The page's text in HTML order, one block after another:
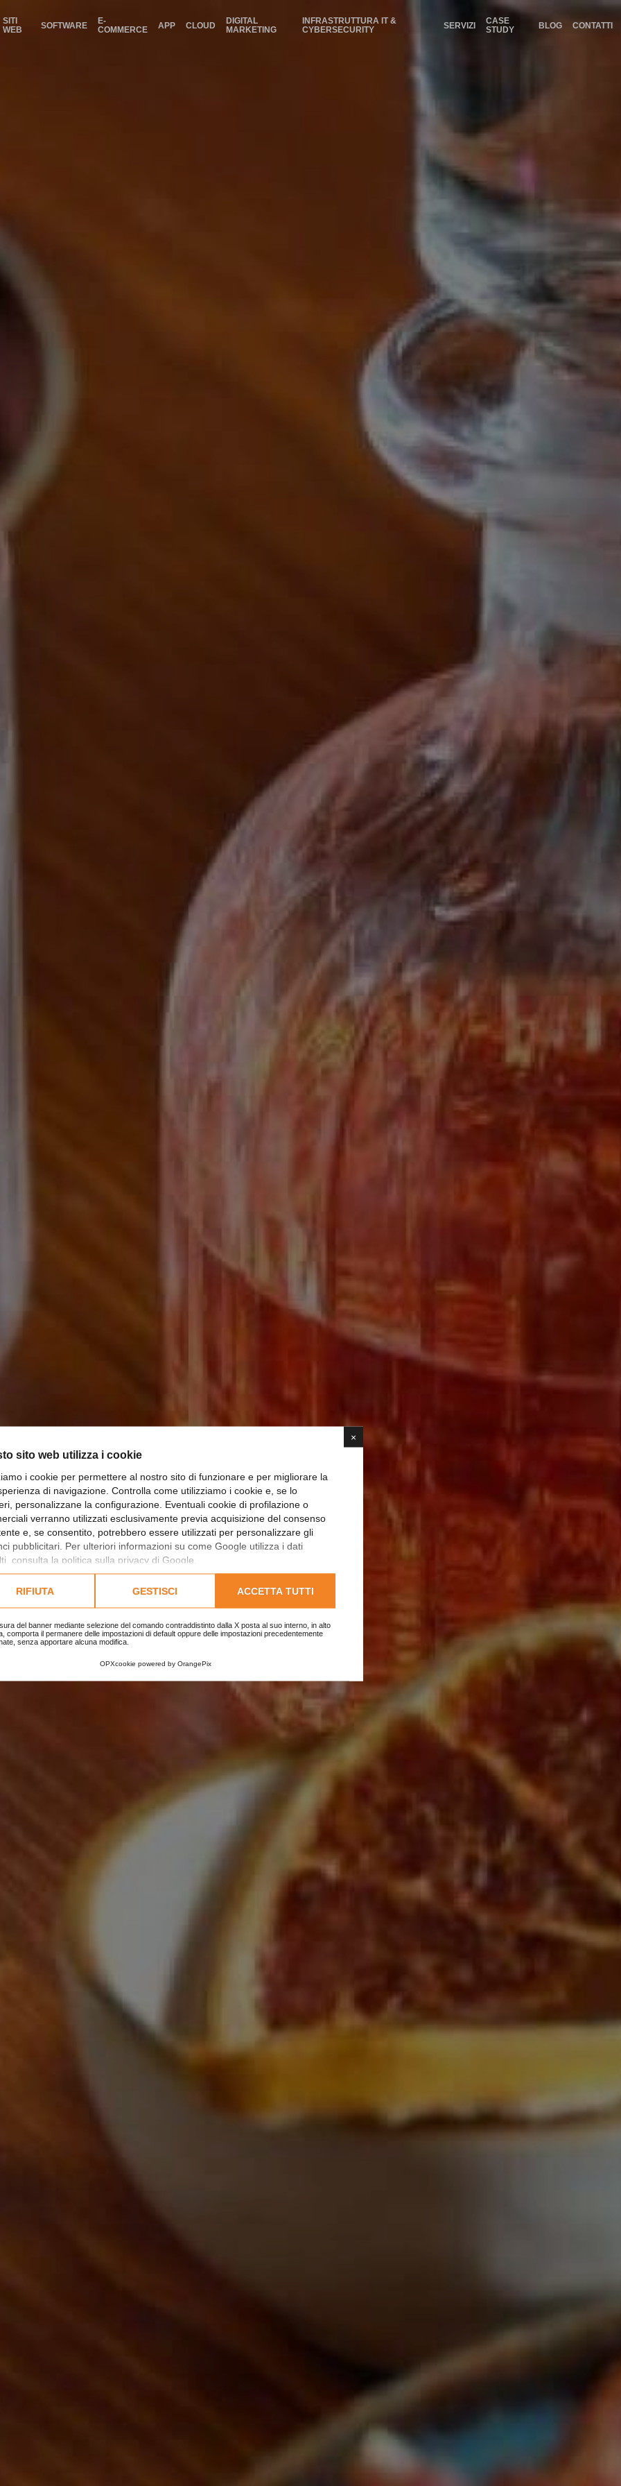
×
sito web utilizza i cookie
i cookie per permettere al nostro sito di funzionare e per migliorare la
di navigazione. Controlla come utilizziamo i cookie e, se lo
personalizzane la configurazione. Eventuali cookie di profilazione o
verranno utilizzati esclusivamente previa acquisizione del consenso
e, se consentito, potrebbero essere utilizzati per personalizzare gli
pubblicitari. Per ulteriori informazioni su come Google utilizza i dati
consulta la politica sulla privacy di Google
RIFIUTA
GESTISCI ACCETTA TUTTI
del banner mediante selezione del comando contraddistinto dalla X posta al suo interno, in alto
comporta il permanere delle impostazioni di default oppure delle impostazioni precedentemente
senza apportare alcuna modifica.
OPXcookie powered by OrangePix
SITI
WEB
SOFTWARE
E-
COMMERCE
APP CLOUD
DIGITAL
MARKETING
INFRASTRUTTURA IT &
CYBERSECURITY
SERVIZI
CASE
STUDY
BLOG CONTATTI
ITALIA